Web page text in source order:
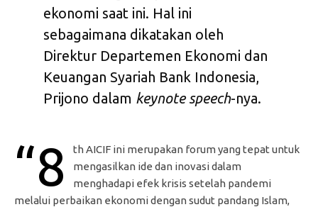
ekonomi saat ini. Hal ini
sebagaimana dikatakan oleh
Direktur Departemen Ekonomi dan
Keuangan Syariah Bank Indonesia,
Prijono dalam keynote speech-nya.
“8
th AICIF ini merupakan forum yang tepat untuk
mengasilkan ide dan inovasi dalam
menghadapi efek krisis setelah pandemi
melalui perbaikan ekonomi dengan sudut pandang Islam,